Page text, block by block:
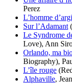
Perez
L’homme
Sur l’Adamant
Le Syndrome
Love), Ann
Orlando, ma
Biography),
L’île rouge
Alphaville,